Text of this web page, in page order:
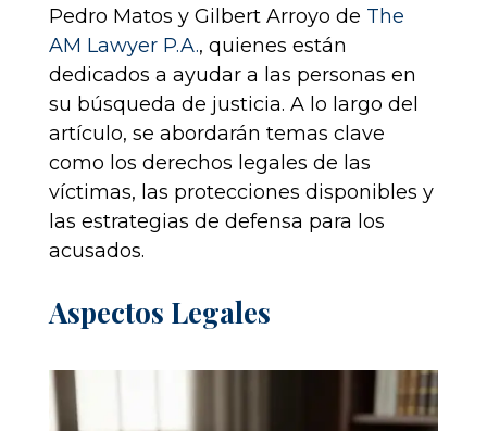
Pedro Matos y Gilbert Arroyo de The
AM Lawyer P.A., quienes están
dedicados a ayudar a las personas en
su búsqueda de justicia. A lo largo del
artículo, se abordarán temas clave
como los derechos legales de las
víctimas, las protecciones disponibles y
las estrategias de defensa para los
acusados.
Aspectos Legales